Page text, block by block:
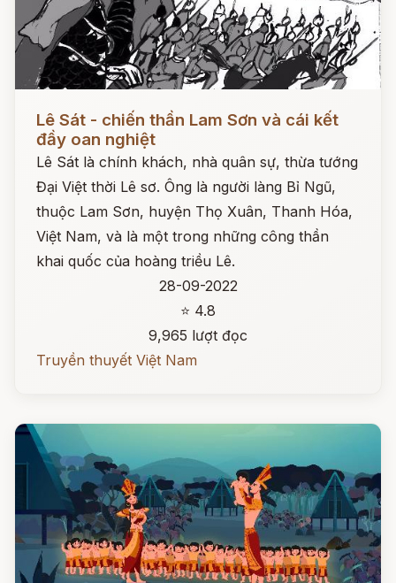
Lê Sát - chiến thần Lam Sơn và cái kết
đầy oan nghiệt
Lê Sát là chính khách, nhà quân sự, thừa tướng
Đại Việt thời Lê sơ. Ông là người làng Bỉ Ngũ,
thuộc Lam Sơn, huyện Thọ Xuân, Thanh Hóa,
Việt Nam, và là một trong những công thần
khai quốc của hoàng triều Lê.
28-09-2022
⭐ 4.8
9,965 lượt đọc
Truyền thuyết Việt Nam